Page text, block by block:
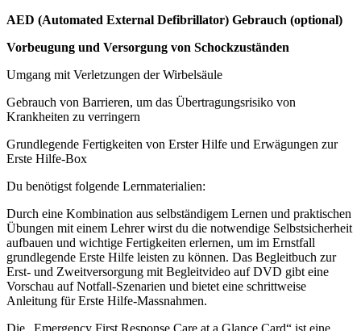
AED (Automated External Defibrillator) Gebrauch (optional)
Vorbeugung und Versorgung von Schockzuständen
Umgang mit Verletzungen der Wirbelsäule
Gebrauch von Barrieren, um das Übertragungsrisiko von
Krankheiten zu verringern
Grundlegende Fertigkeiten von Erster Hilfe und Erwägungen zur
Erste Hilfe-Box
Du benötigst folgende Lernmaterialien:
Durch eine Kombination aus selbständigem Lernen und praktischen
Übungen mit einem Lehrer wirst du die notwendige Selbstsicherheit
aufbauen und wichtige Fertigkeiten erlernen, um im Ernstfall
grundlegende Erste Hilfe leisten zu können. Das Begleitbuch zur
Erst- und Zweitversorgung mit Begleitvideo auf DVD gibt eine
Vorschau auf Notfall-Szenarien und bietet eine schrittweise
Anleitung für Erste Hilfe-Massnahmen.
Die „Emergency First Response Care at a Glance Card“ ist eine